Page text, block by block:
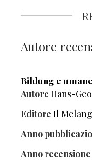
Autore
Bildung e
Autore Hans-
Editore Il
Anno
Anno recensione